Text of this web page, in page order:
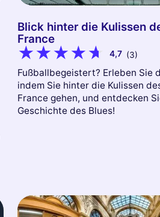
Blick hinter die Kulissen
France
4,7 (3)
Fußballbegeistert? Erleben Sie
indem Sie hinter die Kulissen
France gehen, und entdecken
Geschichte des Blues!